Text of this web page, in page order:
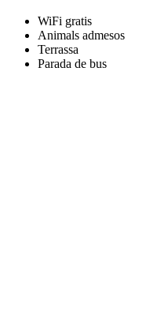
WiFi gratis
Animals admesos
Terrassa
Parada de bus